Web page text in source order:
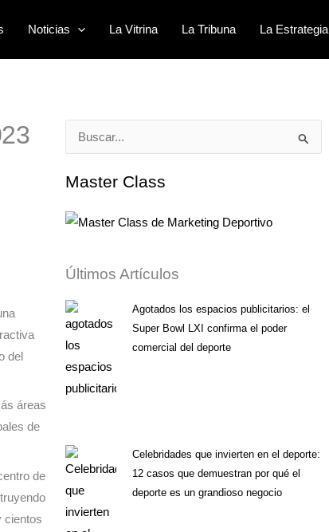
Noticias La Vitrina La Tribuna La Estrategia
del
áreas
de
de
cientos
Buscar
Master Class
Últimos Artículos
Agotados los espacios publicitarios: el
Super Bowl LXI confirma el poder
comercial del deporte
Celebridades que invierten en el deporte:
12 casos que demuestran por qué el
deporte es un grandioso negocio